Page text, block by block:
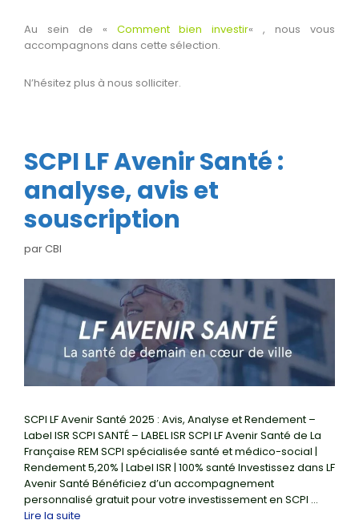
Au sein de « Comment bien investir« , nous vous
accompagnons dans cette sélection.
N’hésitez plus à nous solliciter.
SCPI LF Avenir Santé :
analyse, avis et
souscription
parCBI
SCPI LF Avenir Santé 2025 : Avis, Analyse et Rendement –
Label ISR SCPI SANTÉ – LABEL ISR SCPI LF Avenir Santé de La
Française REM SCPI spécialisée santé et médico-social |
Rendement 5,20% | Label ISR | 100% santé Investissez dans LF
Avenir Santé Bénéficiez d’un accompagnement
personnalisé gratuit pour votre investissement en SCPI …
Lire la suite